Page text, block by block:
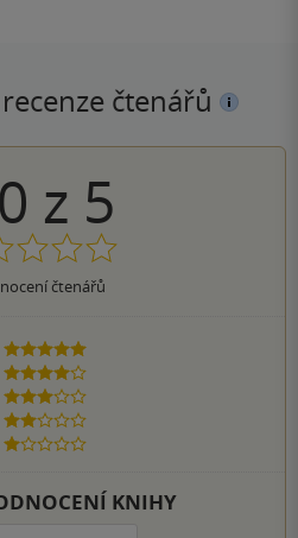
čtenářů
z 5
čtenářů
5 hvězdiček
4 hvězdičky
3 hvězdičky
2 hvězdičky
1 hvezdička
KNIHY